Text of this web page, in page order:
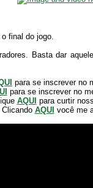
final do jogo.
Basta dar
para se inscrever no
para se inscrever no
AQUI para curtir
Clicando AQUI você me